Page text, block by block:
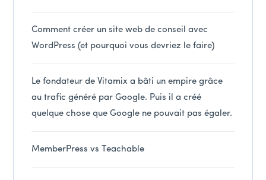
Comment créer un site web de conseil avec
WordPress (et pourquoi vous devriez le faire)
Le fondateur de Vitamix a bâti un empire grâce
au trafic généré par Google. Puis il a créé
quelque chose que Google ne pouvait pas égaler.
MemberPress vs Teachable